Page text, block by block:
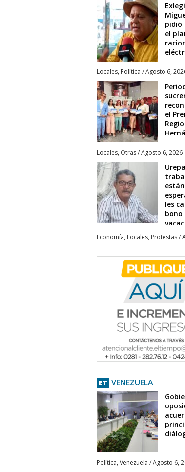
pidió
el
Locales, Política /Agosto 6,
el
Locales, Otras/Agosto 6, 2026
les
bono
Economía, Locales, Protestas/
ET VENEZUELA
Política, Venezuela /Agosto 6,